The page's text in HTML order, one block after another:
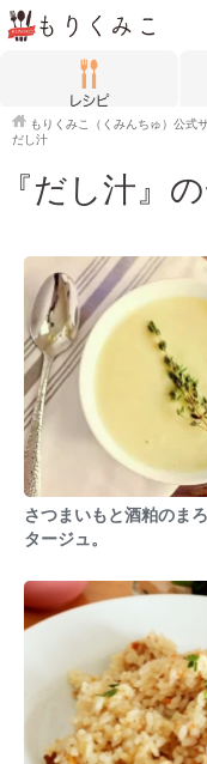
もりくみこ（くみんちゅ）公式
だし汁
『だし汁』
さつまいもと酒粕のま
タージュ。